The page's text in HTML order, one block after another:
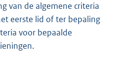
van de algemene criteria
eerste lid of ter bepaling
voor bepaalde